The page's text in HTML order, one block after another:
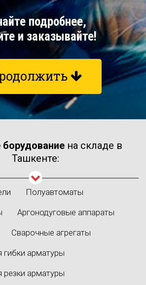
подробнее,
и заказывайте!
на складе в
Ташкенте:
Полуавтоматы
Аргонодуговые аппараты
Сварочные агрегаты
гибки арматуры
резки арматуры